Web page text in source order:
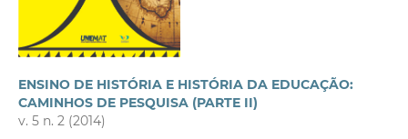
ENSINO DE HISTÓRIA E HISTÓRIA DA EDUCAÇÃO:
CAMINHOS DE PESQUISA (PARTE II)
v. 5 n. 2 (2014)